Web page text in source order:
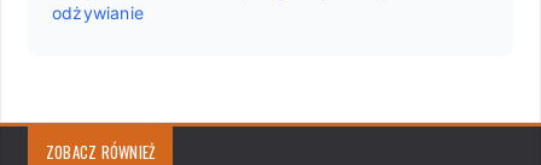
odżywianie
ZOBACZ RÓWNIEŻ